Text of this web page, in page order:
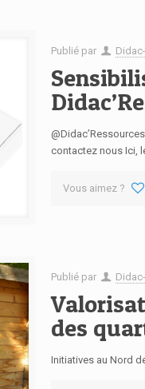
Publié par
contactez nous Ici,
Vous aimez ?
Publié par
des
Initiatives au Nord